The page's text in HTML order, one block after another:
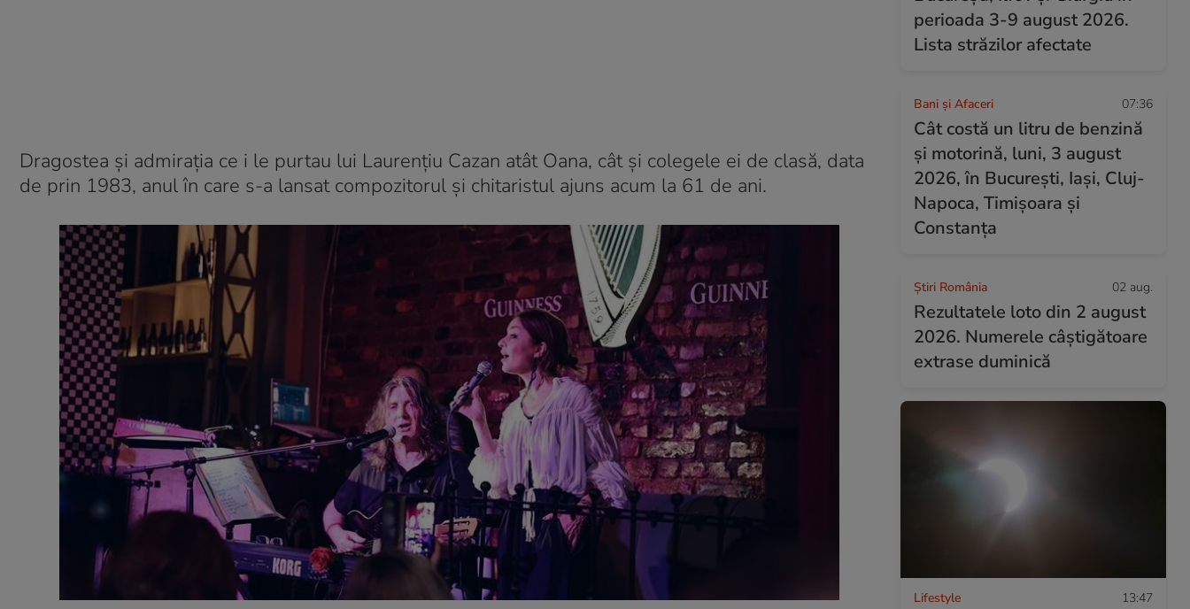
Dragostea și admirația ce i le purtau lui Laurențiu Cazan atât Oana, cât și colegele ei de clasă, data
de prin 1983, anul în care s-a lansat compozitorul și chitaristul ajuns acum la 61 de ani.
perioada 3-9 august 2026.
Lista străzilor afectate
Bani și Afaceri 07:36
Cât costă un litru de benzină
și motorină, luni, 3 august
2026, în București, Iași, Cluj-
Napoca, Timișoara și
Constanța
Știri România 02 aug.
Rezultatele loto din 2 august
2026. Numerele câștigătoare
extrase duminică
Lifestyle 13:47